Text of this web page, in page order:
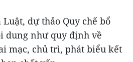
dự thảo Quy chế bổ
dung như quy định về
mạc, chủ trì, phát biểu kết